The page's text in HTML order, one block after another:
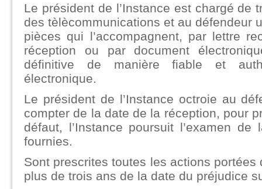
Le président de l’Instance est chargé de
des tèlècommunications et au défendeur
pièces qui l’accompagnent, par lettre
réception ou par document
définitive de manière fiable et
électronique.
Le président de l’Instance octroie au
compter de la date de la réception, pour
défaut, l’Instance poursuit l’examen
fournies.
Sont prescrites toutes les actions portées
plus de trois ans de la date du préjudice